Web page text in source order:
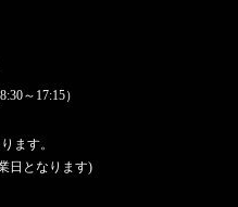
～17:15）
ます。
日となります)